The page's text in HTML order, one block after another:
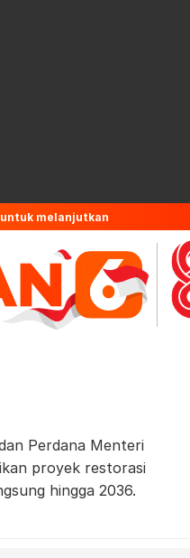
melanjutkan
Perdana Menteri
proyek restorasi
hingga 2036.